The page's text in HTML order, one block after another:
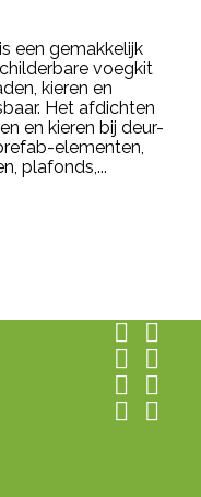
een gemakkelijk
voegkit
kieren en
Het afdichten
en kieren bij deur-
elementen,
plafonds,...
 
 
 
 